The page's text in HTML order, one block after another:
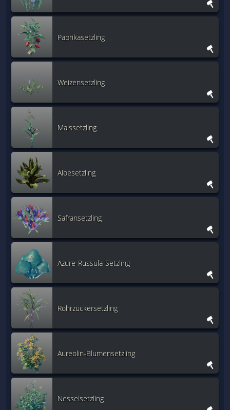
Paprikasetzling
Weizensetzling
Maissetzling
Aloesetzling
Safransetzling
Azure-Russula-Setzling
Rohrzuckersetzling
Aureolin-Blumensetzling
Nesselsetzling